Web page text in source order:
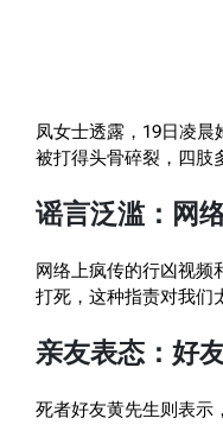
凤女士透露，19日凌
被打得头骨碎裂，四肢
谣言泛滥：网
网络上疯传的行凶视频
打死，这种指责对我们
亲友表态：好
死者好友黄先生则表示